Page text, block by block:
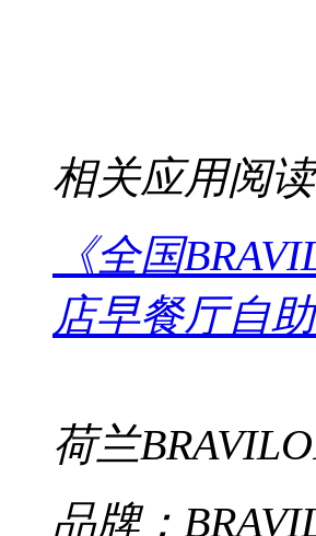
相关应用阅读
《全国
店早餐厅自
荷兰
品牌：